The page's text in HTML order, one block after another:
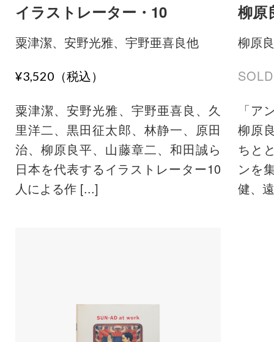
イラストレーター・10
粟津潔、安野光雅、宇野亜喜良他
¥3,520（税込）
粟津潔、安野光雅、宇野亜喜良、久
里洋二、黒田征太郎、林静一、原田
治、柳原良平、山藤章二、和田誠ら
日本を代表するイラストレーター10
人による作 [...]
柳原
柳原
「ア
柳原
ちと
ンを
健、